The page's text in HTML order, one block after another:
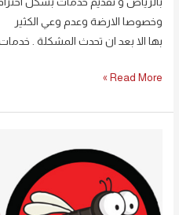
وخصوصا الارضة وعدم وعي الكثير
بها الا بعد ان تحدث المشكلة .
Read More »
الحشرات
بالرياض